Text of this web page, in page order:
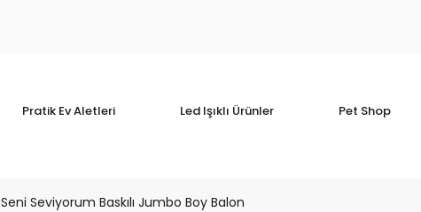
Pratik Ev Aletleri Led Işıklı Ürünler Pet Shop
Seni Seviyorum Baskılı Jumbo Boy Balon